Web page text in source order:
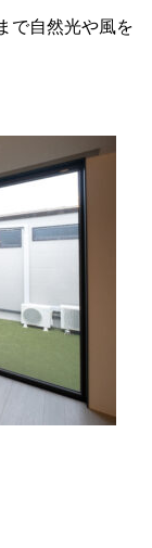
で自然光や風を